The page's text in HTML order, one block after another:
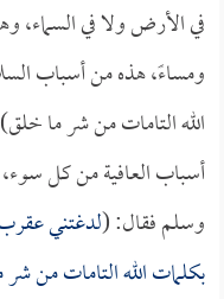
في الأرض ولا في السماء،
ومساءً، هذه من أسباب
الله التامات من شر ما
أسباب العافية من كل
وسلم فقال: (لدغتني
بكلمات الله التامات من